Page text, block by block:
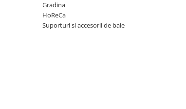
Articole Sportive
Cutii postale
Gradina
HoReCa
Suporturi si accesorii de baie